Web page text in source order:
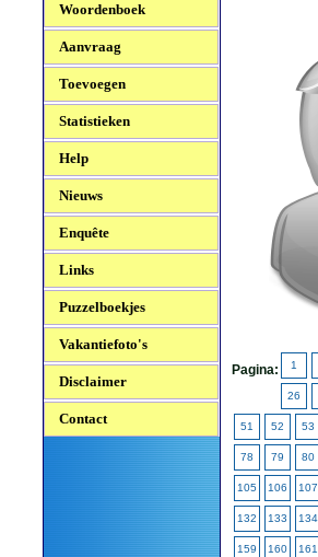
Woordenboek
Aanvraag
Toevoegen
Statistieken
Help
Nieuws
Enquête
Links
Puzzelboekjes
Vakantiefoto's
Disclaimer
Contact
Pagina: 1
26
51 52 53
78 79 80
105 106 107
132 133 134
159 160 161